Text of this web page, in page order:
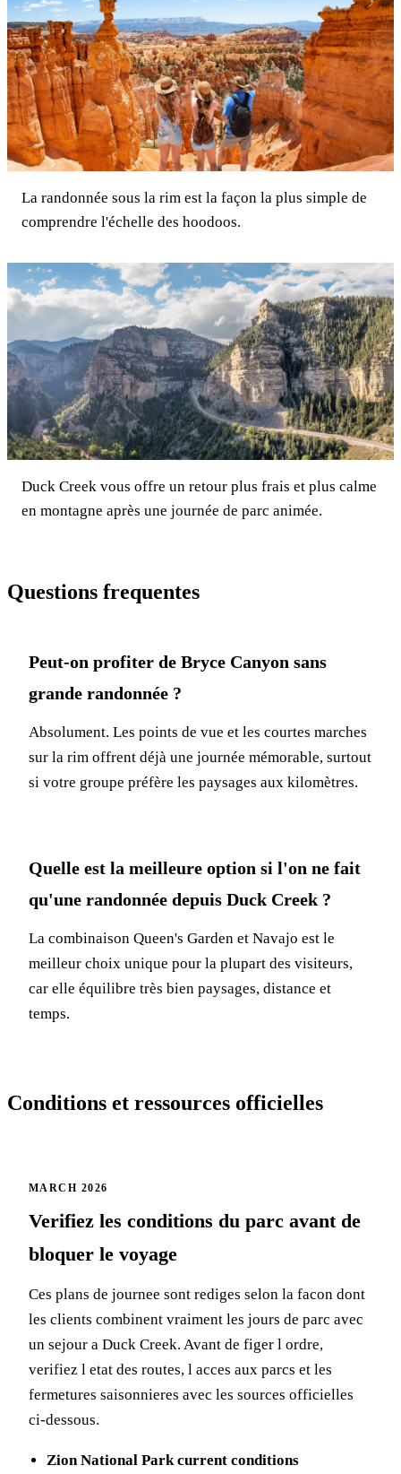
La randonnée sous la rim est la façon la plus simple de
comprendre l'échelle des hoodoos.
Duck Creek vous offre un retour plus frais et plus calme
en montagne après une journée de parc animée.
Questions frequentes
Peut-on profiter de Bryce Canyon sans
grande randonnée ?
Absolument. Les points de vue et les courtes marches
sur la rim offrent déjà une journée mémorable, surtout
si votre groupe préfère les paysages aux kilomètres.
Quelle est la meilleure option si l'on ne fait
qu'une randonnée depuis Duck Creek ?
La combinaison Queen's Garden et Navajo est le
meilleur choix unique pour la plupart des visiteurs,
car elle équilibre très bien paysages, distance et
temps.
Conditions et ressources officielles
MARCH 2026
Verifiez les conditions du parc avant de
bloquer le voyage
Ces plans de journee sont rediges selon la facon dont
les clients combinent vraiment les jours de parc avec
un sejour a Duck Creek. Avant de figer l ordre,
verifiez l etat des routes, l acces aux parcs et les
fermetures saisonnieres avec les sources officielles
ci-dessous.
Zion National Park current conditions